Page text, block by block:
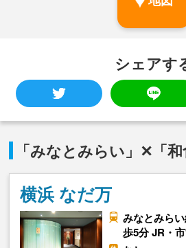
シェアす
「みなとみらい」✕「和
横浜 なだ万
みなとみら
歩5分 JR・